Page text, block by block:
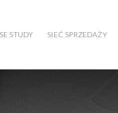
STUDY SIEĆ SPRZEDAŻY